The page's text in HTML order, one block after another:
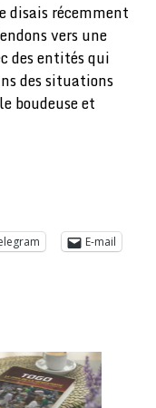
disais récemment
vers une
des entités qui
des situations
boudeuse et
E-mail